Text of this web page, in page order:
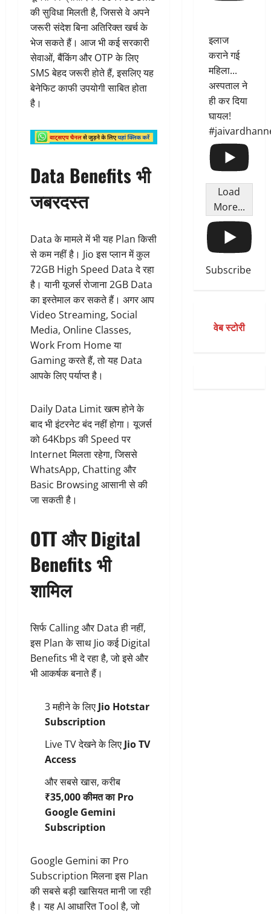
की सुविधा मिलती है, जिससे वे अपने
जरूरी संदेश बिना अतिरिक्त खर्च के
भेज सकते हैं। आज भी कई सरकारी
सेवाओं, बैंकिंग और OTP के लिए
SMS बेहद जरूरी होते हैं, इसलिए यह
बेनेफिट काफी उपयोगी साबित होता
है।
Data Benefits भी
जबरदस्त
Data के मामले में भी यह Plan किसी
से कम नहीं है। Jio इस प्लान में कुल
72GB High Speed Data दे रहा
है। यानी यूजर्स रोजाना 2GB Data
का इस्तेमाल कर सकते हैं। अगर आप
Video Streaming, Social
Media, Online Classes,
Work From Home या
Gaming करते हैं, तो यह Data
आपके लिए पर्याप्त है।
Daily Data Limit खत्म होने के
बाद भी इंटरनेट बंद नहीं होगा। यूजर्स
को 64Kbps की Speed पर
Internet मिलता रहेगा, जिससे
WhatsApp, Chatting और
Basic Browsing आसानी से की
जा सकती है।
OTT और Digital
Benefits भी
शामिल
सिर्फ Calling और Data ही नहीं,
इस Plan के साथ Jio कई Digital
Benefits भी दे रहा है, जो इसे और
भी आकर्षक बनाते हैं।
3 महीने के लिए Jio Hotstar
Subscription
Live TV देखने के लिए Jio TV
Access
और सबसे खास, करीब
₹35,000 कीमत का Pro
Google Gemini
Subscription
Google Gemini का Pro
Subscription मिलना इस Plan
की सबसे बड़ी खासियत मानी जा रही
है। यह AI आधारित Tool है, जो
इलाज
कराने गई
महिला...
अस्पताल ने
ही कर दिया
घायल!
Load
More...
Subscribe
वेब स्टोरी